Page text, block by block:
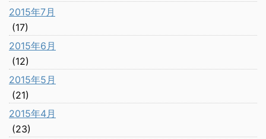
2015年7月
(17)
2015年6月
(12)
2015年5月
(21)
2015年4月
(23)